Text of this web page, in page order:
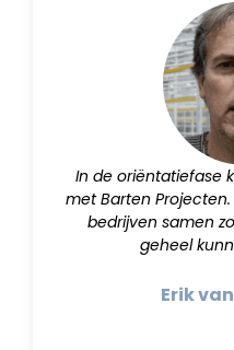
In de oriëntatiefase
met Barten
bedrijven samen
geheel
Erik